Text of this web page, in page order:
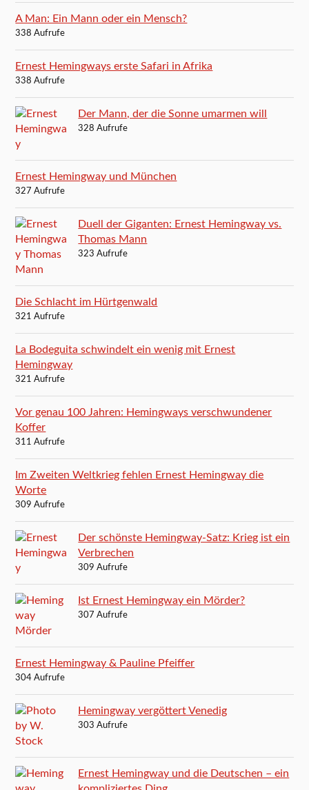
A Man: Ein Mann oder ein Mensch?
338 Aufrufe
Ernest Hemingways erste Safari in Afrika
338 Aufrufe
Der Mann, der die Sonne umarmen will
328 Aufrufe
Ernest Hemingway und München
327 Aufrufe
Duell der Giganten: Ernest Hemingway vs.
Thomas Mann
323 Aufrufe
Die Schlacht im Hürtgenwald
321 Aufrufe
La Bodeguita schwindelt ein wenig mit Ernest
Hemingway
321 Aufrufe
Vor genau 100 Jahren: Hemingways verschwundener
Koffer
311 Aufrufe
Im Zweiten Weltkrieg fehlen Ernest Hemingway die
Worte
309 Aufrufe
Der schönste Hemingway-Satz: Krieg ist ein
Verbrechen
309 Aufrufe
Ist Ernest Hemingway ein Mörder?
307 Aufrufe
Ernest Hemingway & Pauline Pfeiffer
304 Aufrufe
Hemingway vergöttert Venedig
303 Aufrufe
Ernest Hemingway und die Deutschen – ein